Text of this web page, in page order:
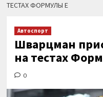
ТЕСТАХ ФОРМУЛЫ Е
Автоспорт
Шварцман
на тестах
0